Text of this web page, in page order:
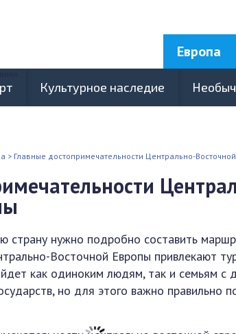
Европа
Культурное наследие
> Главные достопримечательности Центрально-
страну нужно подробно составить
Восточной Европы привлекают
как одиноким людям, так и семьям с
но для этого важно правильно